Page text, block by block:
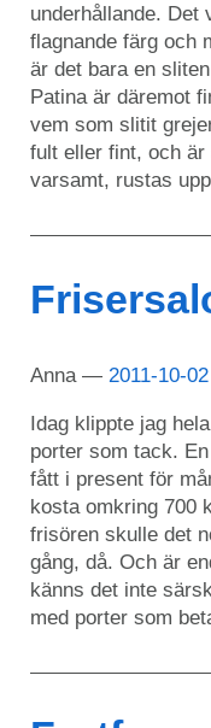
underhållande. Det
flagnande färg och
är det bara en
Patina är däremot
vem som slitit
fult eller fint, och
varsamt, rustas
Anna 2011-10-
Idag klippte jag
porter som tack.
fått i present för
kosta omkring 700
frisören skulle det
gång, då. Och är
känns det inte
med porter som